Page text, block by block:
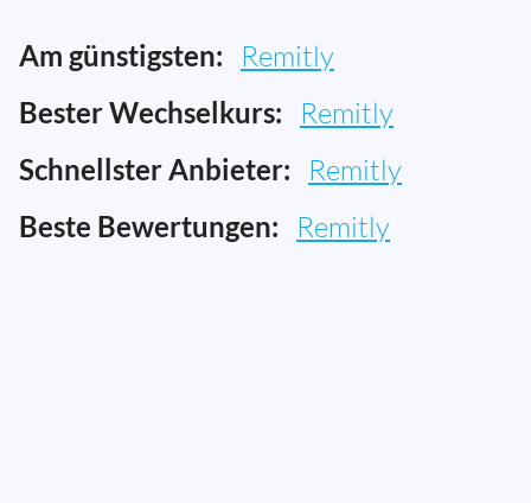
Am günstigsten: Remitly
Bester Wechselkurs: Remitly
Schnellster Anbieter: Remitly
Beste Bewertungen: Remitly